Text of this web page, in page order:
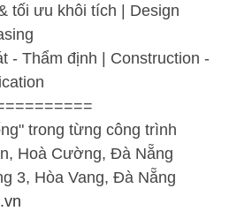
tối ưu khôi tích | Design
- Thẩm định | Construction -
trong từng công trình
Hoà Cường, Đà Nẵng
3, Hòa Vang, Đà Nẵng